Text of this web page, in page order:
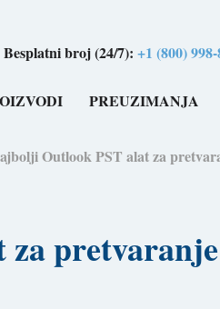
Besplatni broj (24/7):+1 (800)
PREUZIMANJA
Outlook PST alat za